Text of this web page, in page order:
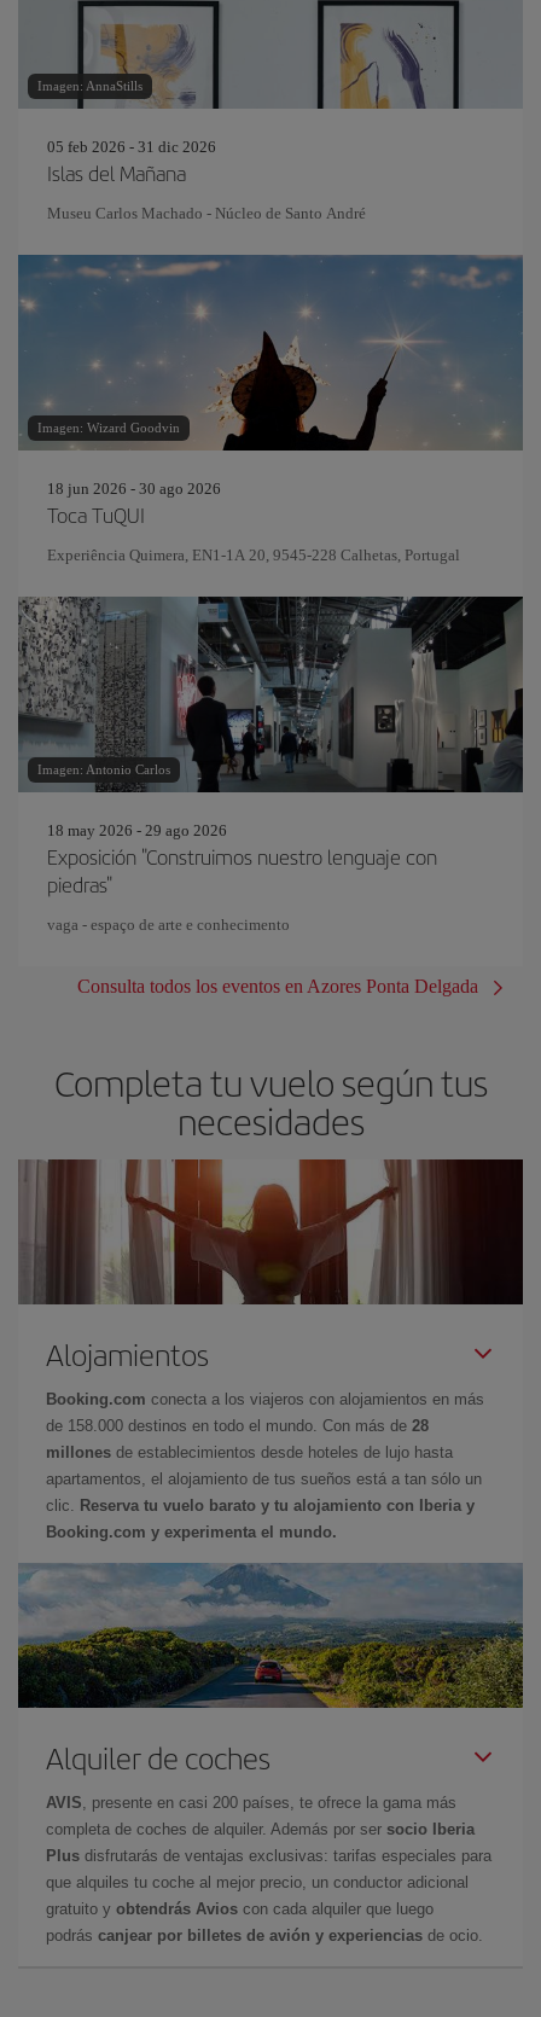
Imagen: AnnaStills
05 feb 2026 - 31 dic 2026
Islas del Mañana
Museu Carlos Machado - Núcleo de Santo André
Imagen: Wizard Goodvin
18 jun 2026 - 30 ago 2026
Toca TuQUI
Experiência Quimera, EN1-1A 20, 9545-228 Calhetas, Portugal
Imagen: Antonio Carlos
18 may 2026 - 29 ago 2026
Exposición "Construimos nuestro lenguaje con
piedras"
vaga - espaço de arte e conhecimento
Consulta todos los eventos en Azores Ponta Delgada
Completa tu vuelo según tus
necesidades
Alojamientos
Booking.com conecta a los viajeros con alojamientos en más
de 158.000 destinos en todo el mundo. Con más de 28
millones de establecimientos desde hoteles de lujo hasta
apartamentos, el alojamiento de tus sueños está a tan sólo un
clic.
Reserva tu vuelo barato y tu alojamiento con Iberia y
Booking.com y experimenta el mundo.
Alquiler de coches
AVIS , presente en casi 200 países, te ofrece la gama más
completa de coches de alquiler. Además por ser socio Iberia
Plus disfrutarás de ventajas exclusivas: tarifas especiales para
que alquiles tu coche al mejor precio, un conductor adicional
gratuito y obtendrás Avios con cada alquiler que luego
podrás canjear por billetes de avión y experiencias de ocio.